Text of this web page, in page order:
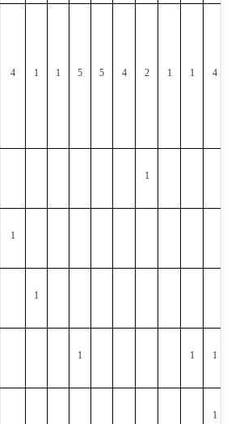
4 1 1 5 5 4 2 1 1 4
1
1
1
1 1 1
1